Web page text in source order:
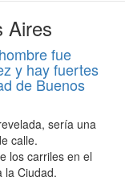
Aires
fue
y hay fuertes
de Buenos
sería una
calle.
los carriles en el
la Ciudad.